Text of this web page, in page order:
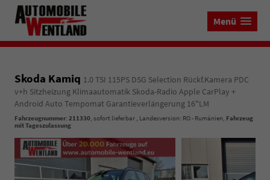
Menü
Skoda Kamiq 1.0 TSI 115PS DSG Selection Rückf.Kamera PDC
v+h Sitzheizung Klimaautomatik Skoda-Radio Apple CarPlay +
Android Auto Tempomat Garantieverlängerung 16"LM
Fahrzeugnummer: 211330, sofort lieferbar , Landesversion: RO - Rumänien, Fahrzeug
mit Tageszulassung